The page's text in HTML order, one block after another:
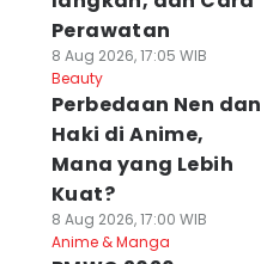
Perawatan
8 Aug 2026, 17:05 WIB
Beauty
Perbedaan Nen dan
Haki di Anime,
Mana yang Lebih
Kuat?
8 Aug 2026, 17:00 WIB
Anime & Manga